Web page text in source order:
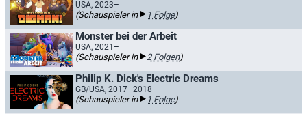
USA, 2023–
(Schauspieler in 1 Folge)
Monster bei der Arbeit
USA, 2021–
(Schauspieler in 2 Folgen)
Philip K. Dick's Electric Dreams
GB/USA, 2017–2018
(Schauspieler in 1 Folge)